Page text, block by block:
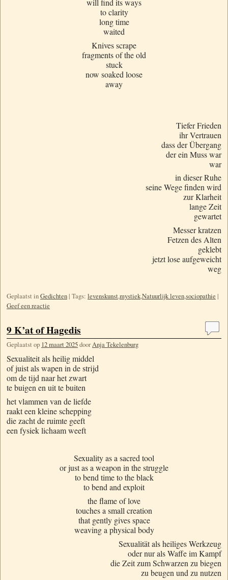
to clarity
long time
waited
Knives scrape
fragments of the old
stuck
now soaked loose
away
Tiefer Frieden
ihr Vertrauen
dass der Übergang
der ein Muss war
war
in dieser Ruhe
seine Wege finden wird
zur Klarheit
lange Zeit
gewartet
Messer kratzen
Fetzen des Alten
geklebt
jetzt lose aufgeweicht
weg
Geplaatst inGedichten | Tags: levenskunst,mystiek,Natuurlijk leven,sociopathie |
Geef een reactie
9 K’at of Hagedis
Geplaatst op 12 maart 2025doorAnja Tekelenburg
Sexualiteit als heilig middel
of juist als wapen in de strijd
om de tijd naar het zwart
te buigen en uit te buiten
het vlammen van de liefde
raakt een kleine schepping
die zacht de ruimte geeft
een fysiek lichaam weeft
Sexuality as a sacred tool
or just as a weapon in the struggle
to bend time to the black
to bend and exploit
the flame of love
touches a small creation
that gently gives space
weaving a physical body
Sexualität als heiliges Werkzeug
oder nur als Waffe im Kampf
die Zeit zum Schwarzen zu biegen
zu beugen und zu nutzen